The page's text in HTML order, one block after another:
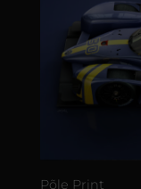
Põle Print